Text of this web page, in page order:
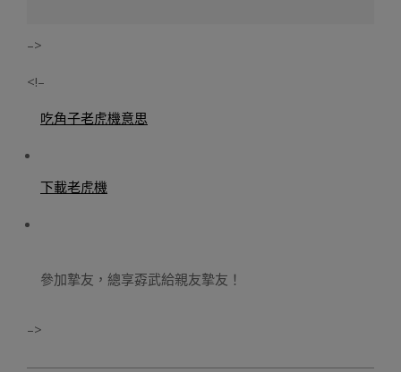
–>
<!–
吃角子老虎機意思
下載老虎機
參加摯友，總享孬武給親友摯友！
–>